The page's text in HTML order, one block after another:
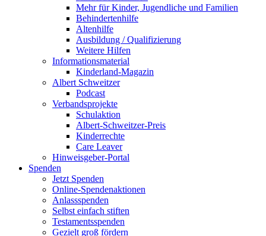
Mehr für Kinder, Jugendliche und Familien
Behindertenhilfe
Altenhilfe
Ausbildung / Qualifizierung
Weitere Hilfen
Informationsmaterial
Kinderland-Magazin
Albert Schweitzer
Podcast
Verbandsprojekte
Schulaktion
Albert-Schweitzer-Preis
Kinderrechte
Care Leaver
Hinweisgeber-Portal
Spenden
Jetzt Spenden
Online-Spendenaktionen
Anlassspenden
Selbst einfach stiften
Testamentsspenden
Gezielt groß fördern